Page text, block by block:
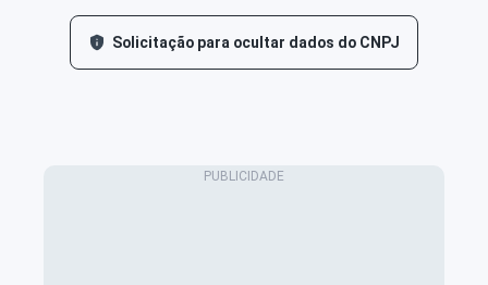
Solicitação para ocultar dados do CNPJ